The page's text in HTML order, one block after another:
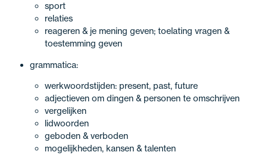
sport
relaties
reageren & je mening geven; toelating vragen &
toestemming geven
grammatica:
werkwoordstijden: present, past, future
adjectieven om dingen & personen te omschrijven
vergelijken
lidwoorden
geboden & verboden
mogelijkheden, kansen & talenten